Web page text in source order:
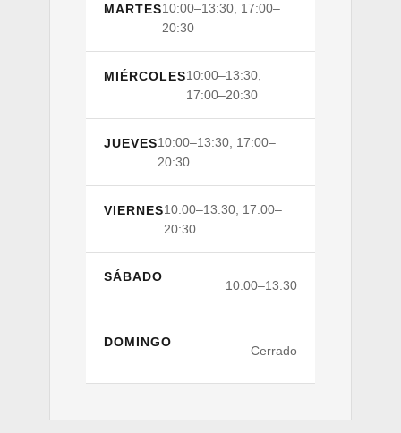
MARTES10:00–13:30, 17:00–
20:30
MIÉRCOLES10:00–13:30,
17:00–20:30
JUEVES10:00–13:30, 17:00–
20:30
VIERNES10:00–13:30, 17:00–
20:30
SÁBADO
10:00–13:30
DOMINGO
Cerrado